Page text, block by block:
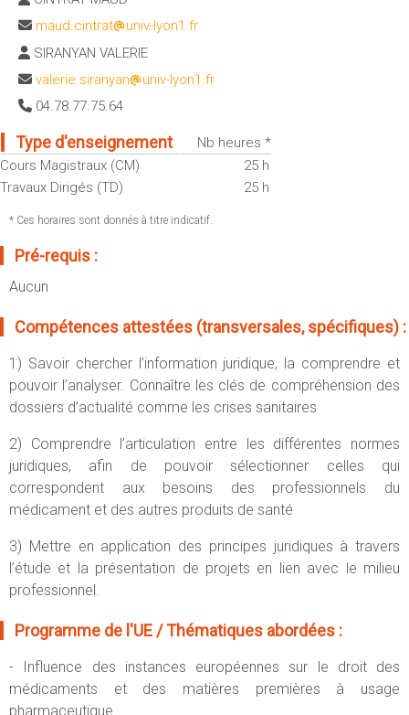
Sportives)
UFR FS (Chimie, Mathématique, Physique)
UFR Biosciences (Biologie, Biochimie)
GEP (Génie Electrique des Procédés - Département composante)
Informatique (Département Composante)
Mécanique (Département composante)
Fermer
OUTILS
Intranet des personnels
Moodle
Emploi du temps
Messagerie
Stage et emploi
Portefeuille d'Expériences et
maud.cintrat
univ-lyon1.fr
SIRANYAN VALERIE
valerie.siranyan
univ-lyon1.fr
04.78.77.75.64
Type d'enseignement
Nb heures *
Cours Magistraux (CM)
25 h
Travaux Dirigés (TD)
25 h
* Ces horaires sont donnés à titre indicatif.
Pré-requis :
Aucun
Compétences attestées (transversales, spécifiques) :
1) Savoir chercher l’information juridique, la comprendre et
pouvoir l’analyser. Connaître les clés de compréhension des
dossiers d’actualité comme les crises sanitaires
2) Comprendre l’articulation entre les différentes normes
juridiques, afin de pouvoir sélectionner celles qui
correspondent aux besoins des professionnels du
médicament et des autres produits de santé
3) Mettre en application des principes juridiques à travers
l’étude et la présentation de projets en lien avec le milieu
professionnel.
Programme de l'UE / Thématiques abordées :
- Influence des instances européennes sur le droit des
médicaments et des matières premières à usage
pharmaceutique.